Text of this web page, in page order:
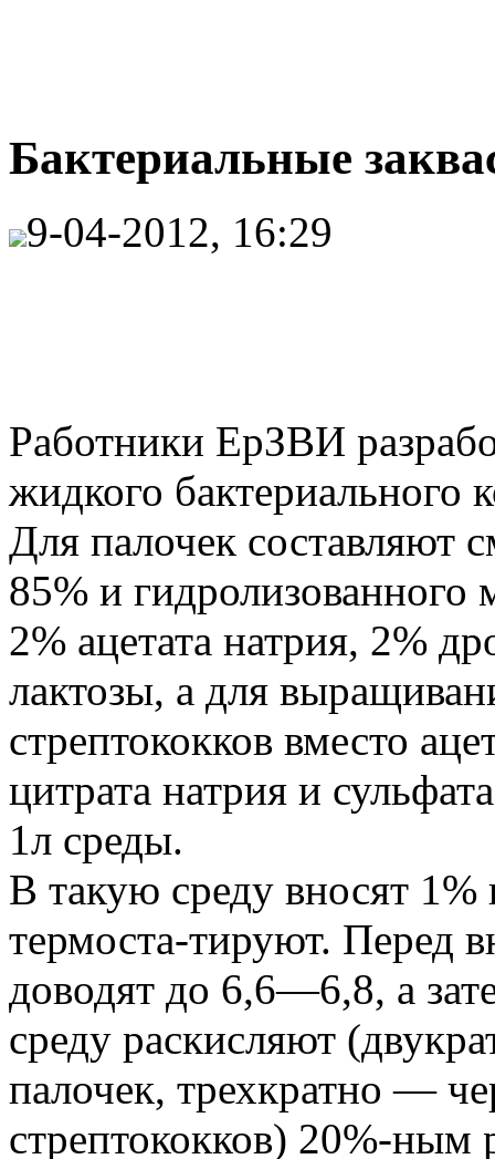
Бактериальные
9-04-2012, 16:29
Работники ЕрЗВИ
жидкого бактериального
Для палочек составляют
85% и
2% ацетата натрия, 2%
лактозы, а для
стрептококков вместо
цитрата натрия и
1л среды.
В такую среду вносят
термоста-тируют. Перед
доводят до 6,6—6,8, а
среду раскисляют
палочек, трехкратно —
стрептококков) 20%-ным